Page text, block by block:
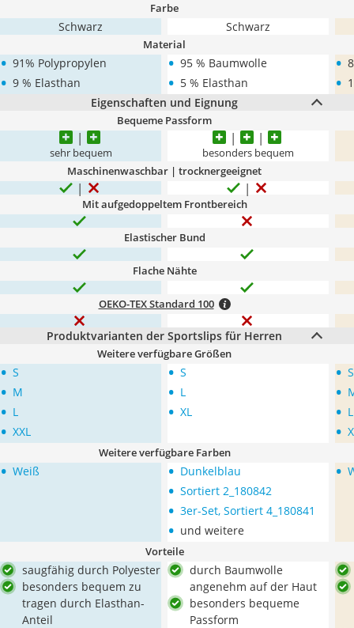
Farbe
Schwarz Schwarz
Material
• 91% Polypropylen
• 9 % Elasthan
• 95 % Baumwolle
• 5 % Elasthan
•
•
Eigenschaften und Eignung
Bequeme Passform
sehr bequem besonders bequem
Maschinenwaschbar | trocknergeeignet
Mit aufgedoppeltem Frontbereich
Elastischer Bund
Flache Nähte
OEKO-TEX Standard 100
Produktvarianten der Sportslips für Herren
Weitere verfügbare Größen
• S
• M
• L
• XXL
• S
• L
• XL
• S
•
• L
•
Weitere verfügbare Farben
• Weiß • Dunkelblau
• Sortiert 2_180842
• 3er-Set, Sortiert 4_180841
• und weitere
•
Vorteile
saugfähig durch Polyester
besonders bequem zu
tragen durch Elasthan-
Anteil
durch Baumwolle
angenehm auf der Haut
besonders bequeme
Passform